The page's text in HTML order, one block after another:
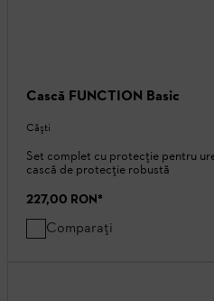
Cască FUNCTION Basic
Căşti
Set complet cu protecție pentru
cască de protecție robustă
227,00 RON*
Comparați